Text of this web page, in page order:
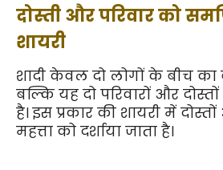
दोस्ती और परिवार को
शायरी
शादी केवल दो लोगों के बीच का
बल्कि यह दो परिवारों और
है। इस प्रकार की शायरी में
महत्ता को दर्शाया जाता है।